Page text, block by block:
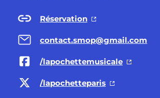
Réservation
contact.smop@gmail.com
/lapochettemusicale
/lapochetteparis